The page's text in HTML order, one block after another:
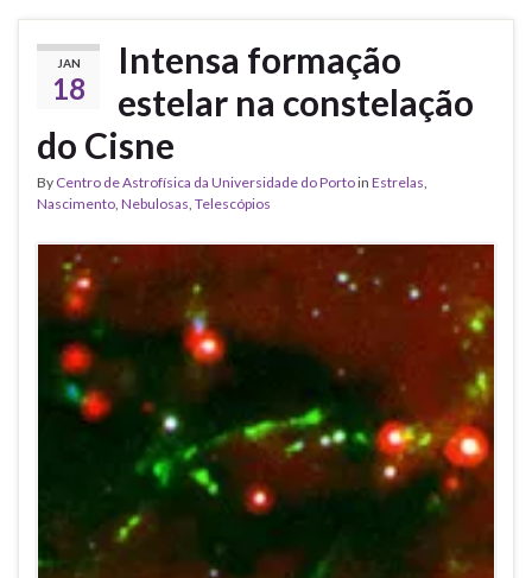
JAN
18
Intensa formação
estelar na constelação
do Cisne
By Centro de Astrofísica da Universidade do Portoin Estrelas,
Nascimento, Nebulosas, Telescópios